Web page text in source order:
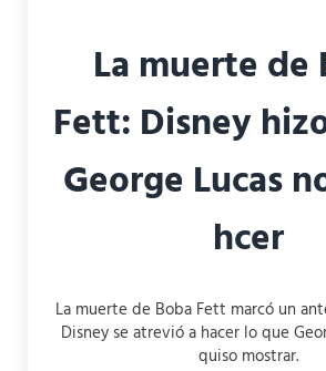
La muerte de
Fett: Disney
George Lucas
hcer
La muerte de Boba Fett marcó un
Disney se atrevió a hacer lo que
quiso mostrar.